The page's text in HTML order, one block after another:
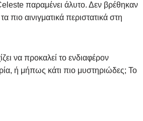
παραμένει άλυτο. Δεν βρέθηκαν
αινιγματικά περιστατικά στη
να προκαλεί το ενδιαφέρον
ή μήπως κάτι πιο μυστηριώδες; Το